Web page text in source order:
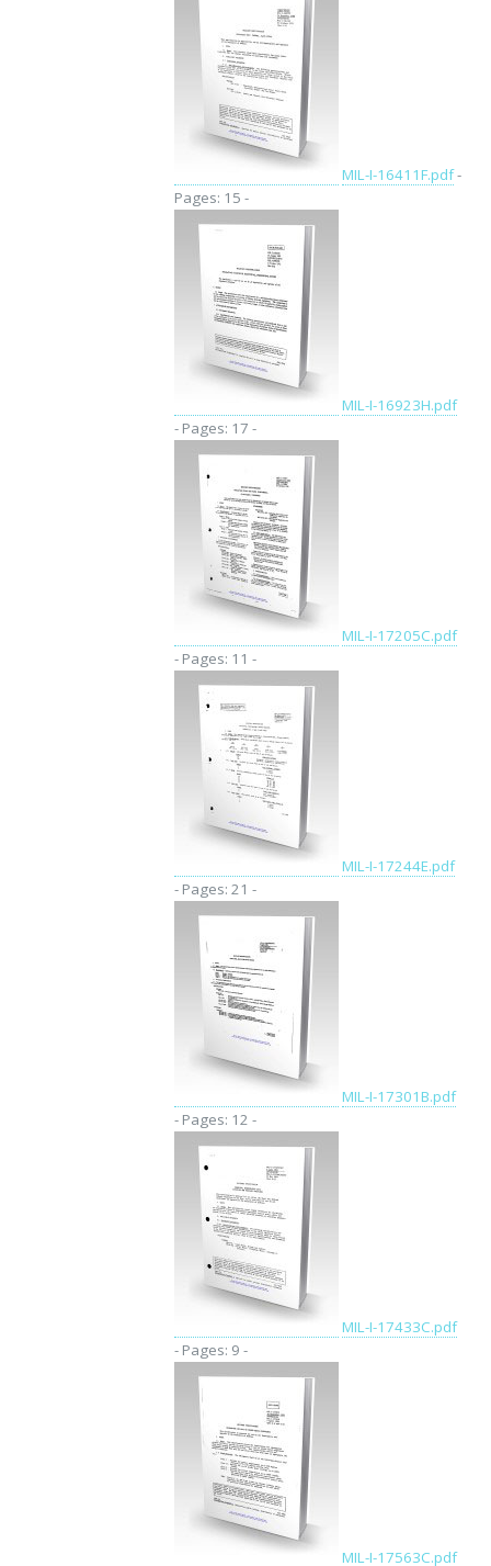
MIL-I-16411F.pdf-
Pages: 15 -
MIL-I-16923H.pdf
- Pages: 17 -
MIL-I-17205C.pdf
- Pages: 11 -
MIL-I-17244E.pdf
- Pages: 21 -
MIL-I-17301B.pdf
- Pages: 12 -
MIL-I-17433C.pdf
- Pages: 9 -
MIL-I-17563C.pdf